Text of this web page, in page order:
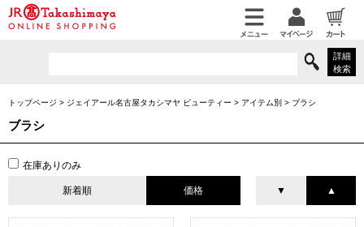
詳細
検索
トップページ > ジェイアール名古屋タカシマヤ ビューティー > アイテム別 > ブラシ
ブラシ
在庫ありのみ
新着順 価格 ▼ ▲